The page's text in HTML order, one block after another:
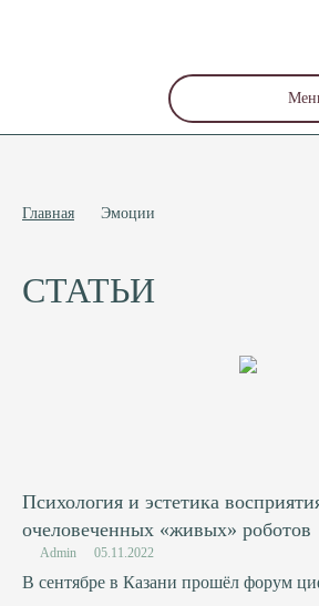
Главная Эмоции
СТАТЬИ
Психология и эстетика
очеловеченных «живых» роботов
Admin 05.11.2022
В сентябре в Казани прошёл форум